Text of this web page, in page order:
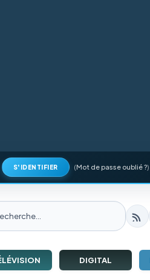
S'IDENTIFIER (Mot de passe oublié ?)
DIGITAL